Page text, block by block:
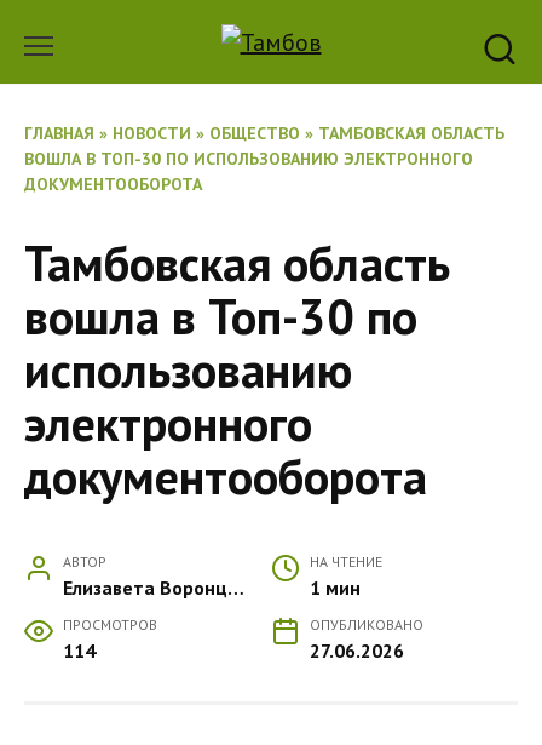
содержанию
ГЛАВНАЯ » НОВОСТИ » ОБЩЕСТВО » ТАМБОВСКАЯ ОБЛАСТЬ
ВОШЛА В ТОП-30 ПО ИСПОЛЬЗОВАНИЮ ЭЛЕКТРОННОГО
ДОКУМЕНТООБОРОТА
Тамбовская область
вошла в Топ-30 по
использованию
электронного
документооборота
АВТОР
Елизавета Воронцова
НА ЧТЕНИЕ
1 мин
ПРОСМОТРОВ
114
ОПУБЛИКОВАНО
27.06.2026